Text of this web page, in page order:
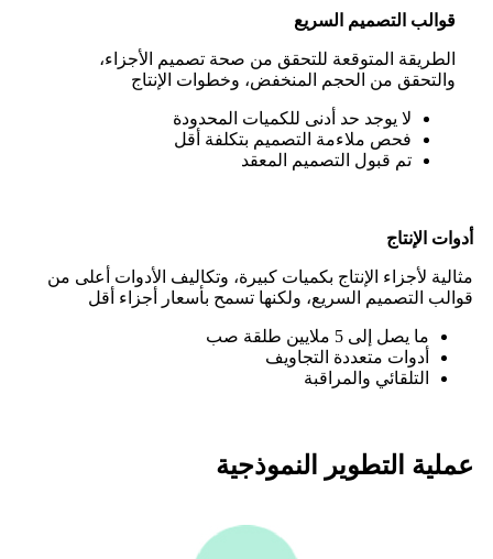
قوالب التصميم السريع
الطريقة المتوقعة للتحقق من صحة تصميم الأجزاء،
والتحقق من الحجم المنخفض، وخطوات الإنتاج
لا يوجد حد أدنى للكميات المحدودة
فحص ملاءمة التصميم بتكلفة أقل
تم قبول التصميم المعقد
أدوات الإنتاج
مثالية لأجزاء الإنتاج بكميات كبيرة، وتكاليف الأدوات أعلى من
قوالب التصميم السريع، ولكنها تسمح بأسعار أجزاء أقل
ما يصل إلى 5 ملايين طلقة صب
أدوات متعددة التجاويف
التلقائي والمراقبة
عملية التطوير النموذجية